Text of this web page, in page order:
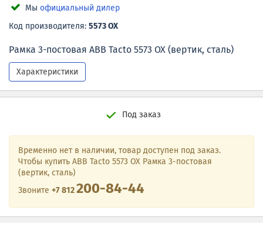
Мы официальный дилер
Код производителя: 5573 OX
Рамка 3-постовая ABB Tacto 5573 OX (вертик, сталь)
Характеристики
Под заказ
Временно нет в наличии, товар доступен под заказ.
Чтобы купить ABB Tacto 5573 OX Рамка 3-постовая
(вертик, сталь)
Звоните +7 812200-84-44